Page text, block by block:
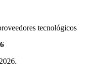
tecnológicos